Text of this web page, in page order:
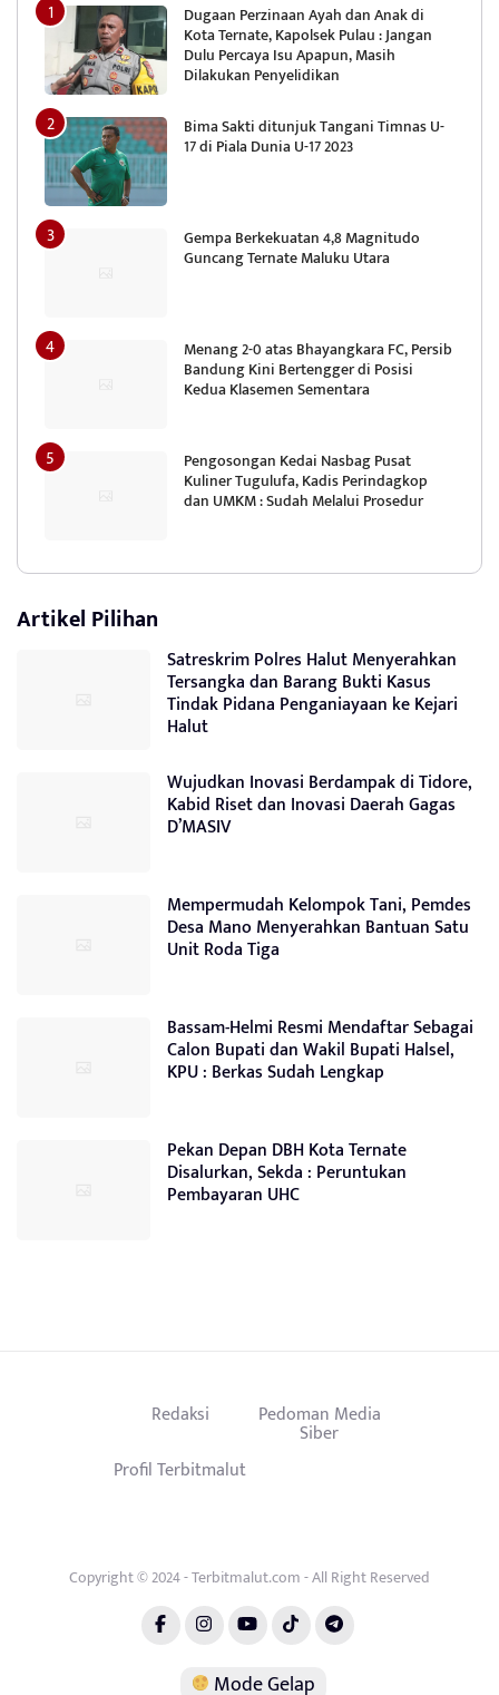
Dugaan Perzinaan Ayah dan Anak di
Kota Ternate, Kapolsek Pulau : Jangan
Dulu Percaya Isu Apapun, Masih
Dilakukan Penyelidikan
Bima Sakti ditunjuk Tangani Timnas U-
17 di Piala Dunia U-17 2023
Gempa Berkekuatan 4,8 Magnitudo
Guncang Ternate Maluku Utara
Menang 2-0 atas Bhayangkara FC, Persib
Bandung Kini Bertengger di Posisi
Kedua Klasemen Sementara
Pengosongan Kedai Nasbag Pusat
Kuliner Tugulufa, Kadis Perindagkop
dan UMKM : Sudah Melalui Prosedur
Artikel Pilihan
Satreskrim Polres Halut Menyerahkan
Tersangka dan Barang Bukti Kasus
Tindak Pidana Penganiayaan ke Kejari
Halut
Wujudkan Inovasi Berdampak di Tidore,
Kabid Riset dan Inovasi Daerah Gagas
D’MASIV
Mempermudah Kelompok Tani, Pemdes
Desa Mano Menyerahkan Bantuan Satu
Unit Roda Tiga
Bassam-Helmi Resmi Mendaftar Sebagai
Calon Bupati dan Wakil Bupati Halsel,
KPU : Berkas Sudah Lengkap
Pekan Depan DBH Kota Ternate
Disalurkan, Sekda : Peruntukan
Pembayaran UHC
Redaksi Pedoman Media
Siber
Profil Terbitmalut
Copyright © 2024 - Terbitmalut.com - All Right Reserved
Mode Gelap